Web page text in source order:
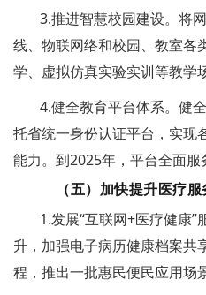
3.推进智慧校园建设。将
线、物联网络和校园、教室各
学、虚拟仿真实验实训等教学
4.健全教育平台体系。健
托省统一身份认证平台，实现
能力。到2025年，平台全面
（五）加快提升医疗服
1.发展“互联网+医疗健康
升，加强电子病历健康档案共
程，推出一批惠民便民应用场